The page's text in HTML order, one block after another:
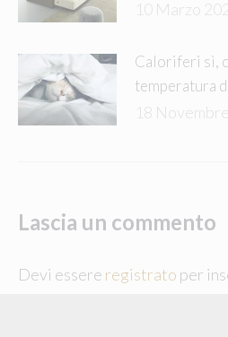
10 Marzo
Caloriferi sì,
temperatura
18
Lascia un commento
Devi essere registrato per